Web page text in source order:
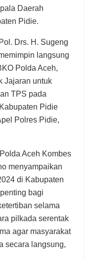
Daerah
Pidie.
Drs. H. Sugeng
langsung
Polda Aceh,
Jajaran untuk
TPS pada
Pidie
Polres Pidie,
Aceh Kombes
menyampaikan
di Kabupaten
bagi
selama
pilkada serentak
agar masyarakat
secara langsung,